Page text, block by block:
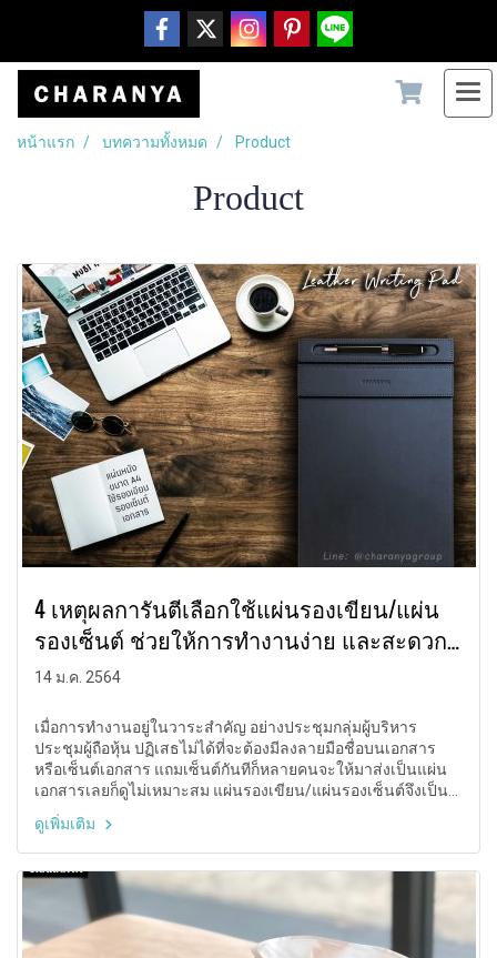
หน้าแรก บทความทั้งหมด Product
Product
4 เหตุผลการันตีเลือกใช้แผ่นรองเขียน/แผ่น
รองเซ็นต์ ช่วยให้การทำงานง่าย และสะดวก
มากขึ้น
14 ม.ค. 2564
เมื่อการทำงานอยู่ในวาระสำคัญ อย่างประชุมกลุ่มผู้บริหาร
ประชุมผู้ถือหุ้น ปฏิเสธไม่ได้ที่จะต้องมีลงลายมือชื่อบนเอกสาร
หรือเซ็นต์เอกสาร แถมเซ็นต์กันทีก็หลายคนจะให้มาส่งเป็นแผ่น
เอกสารเลยก็ดูไม่เหมาะสม แผ่นรองเขียน/แผ่นรองเซ็นต์จึงเป็น
อีกทางเลือกที่ควรค่าต่อการใช้งาน แต่ทว่าก็ยังมีคนสงสัยอยากรู้
ว่าการเลือกใช้แผ่นที่ว่านี้จะช่วยให้การทำงานง่าย และสะดวก
มากขึ้นจริงหรือ? เราจึงไม่รอช้านำ 4 เหตุผลมาการันตีให้ทันทีใน
บทความนี้
ดูเพิ่มเติม